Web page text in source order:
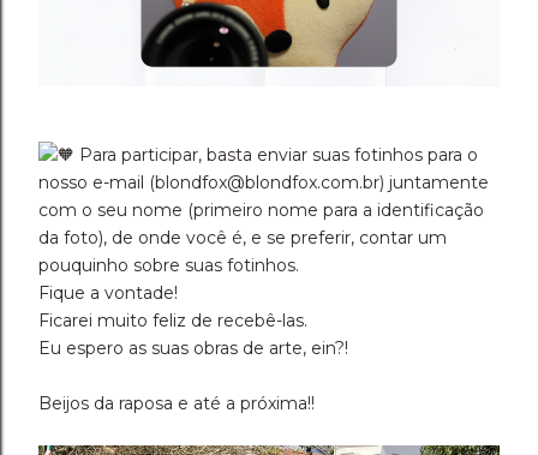
Para participar, basta enviar suas fotinhos para o
nosso e-mail (blondfox@blondfox.com.br) juntamente
com o seu nome (primeiro nome para a identificação
da foto), de onde você é, e se preferir, contar um
pouquinho sobre suas fotinhos.
Fique a vontade!
Ficarei muito feliz de recebê-las.
Eu espero as suas obras de arte, ein?!
Beijos da raposa e até a próxima!!